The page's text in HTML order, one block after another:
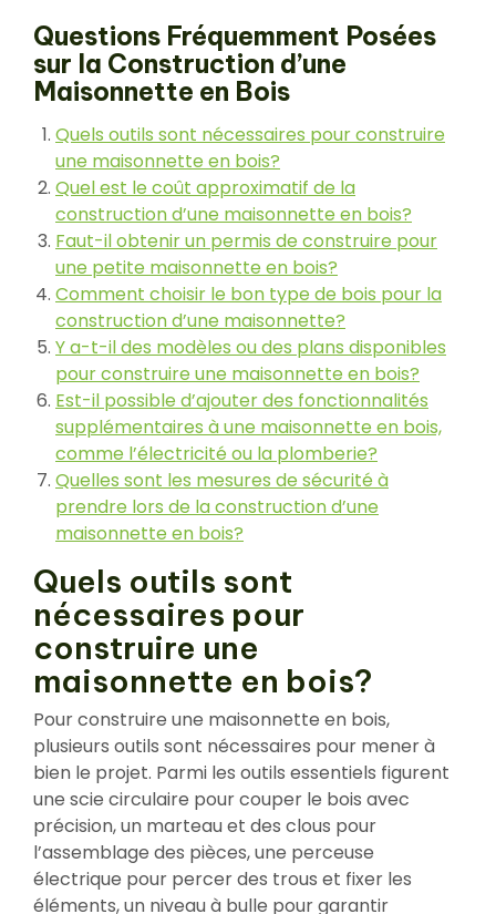
Questions Fréquemment Posées
sur la Construction d’une
Maisonnette en Bois
Quels outils sont nécessaires pour construire
une maisonnette en bois?
Quel est le coût approximatif de la
construction d’une maisonnette en bois?
Faut-il obtenir un permis de construire pour
une petite maisonnette en bois?
Comment choisir le bon type de bois pour la
construction d’une maisonnette?
Y a-t-il des modèles ou des plans disponibles
pour construire une maisonnette en bois?
Est-il possible d’ajouter des fonctionnalités
supplémentaires à une maisonnette en bois,
comme l’électricité ou la plomberie?
Quelles sont les mesures de sécurité à
prendre lors de la construction d’une
maisonnette en bois?
Quels outils sont
nécessaires pour
construire une
maisonnette en bois?
Pour construire une maisonnette en bois,
plusieurs outils sont nécessaires pour mener à
bien le projet. Parmi les outils essentiels figurent
une scie circulaire pour couper le bois avec
précision, un marteau et des clous pour
l’assemblage des pièces, une perceuse
électrique pour percer des trous et fixer les
éléments, un niveau à bulle pour garantir